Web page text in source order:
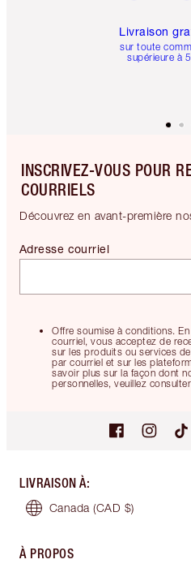
Livraison
sur toute
supérieure à
INSCRIVEZ-VOUS POUR
COURRIELS
Découvrez en avant-première
Offre soumise à conditions.
courriel, vous acceptez de
sur les produits ou services
par courriel et sur les
savoir plus sur la façon dont
personnelles, veuillez
Adresse courriel
LIVRAISON À:
Canada (CAD $)
À PROPOS